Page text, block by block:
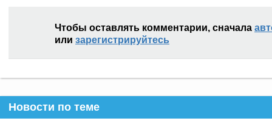
Чтобы оставлять комментарии, сначала
или зарегистрируйтесь
Новости по теме